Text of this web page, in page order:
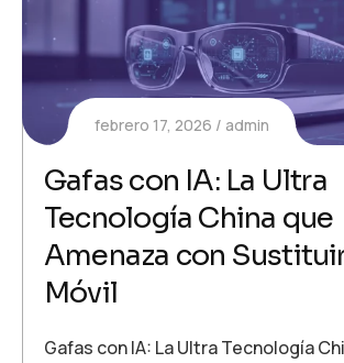
febrero 17, 2026 admin
Gafas con IA: La Ultra
Tecnología China que
Amenaza con
Móvil
Gafas con IA: La Ultra Tecnología